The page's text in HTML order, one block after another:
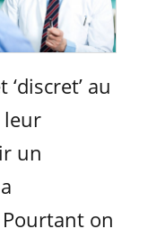
au
leur
un
on